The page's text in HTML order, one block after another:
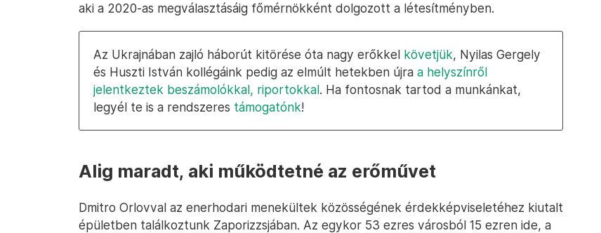
aki a 2020-as megválasztásáig főmérnökként dolgozott a létesítményben.
Az Ukrajnában zajló háborút kitörése óta nagy erőkkel követjük, Nyilas Gergely
és Huszti István kollégáink pedig az elmúlt hetekben újra a helyszínről
jelentkeztek beszámolókkal, riportokkal. Ha fontosnak tartod a munkánkat,
legyél te is a rendszeres támogatónk!
Alig maradt, aki működtetné az erőművet
Dmitro Orlovval az enerhodari menekültek közösségének érdekképviseletéhez kiutalt
épületben találkoztunk Zaporizzsjában. Az egykor 53 ezres városból 15 ezren ide, a